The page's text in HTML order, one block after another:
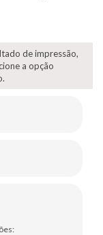
de impressão,
a opção